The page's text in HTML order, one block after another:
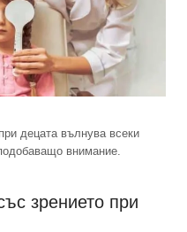
децата вълнува всеки
внимание.
зрението при